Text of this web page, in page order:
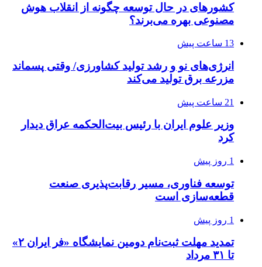
کشورهای در حال توسعه چگونه از انقلاب هوش
مصنوعی بهره می‌برند؟
13 ساعت پیش
انرژی‌های نو و رشد تولید کشاورزی/ وقتی پسماند
مزرعه‌ برق تولید می‌کند
21 ساعت پیش
وزیر علوم ایران با رئیس بیت‌الحکمه عراق دیدار
کرد
1 روز پیش
توسعه فناوری، مسیر رقابت‌پذیری صنعت
قطعه‌سازی است
1 روز پیش
تمدید مهلت ثبت‌نام دومین نمایشگاه «فر ایران ۲»
تا ۳۱ مرداد